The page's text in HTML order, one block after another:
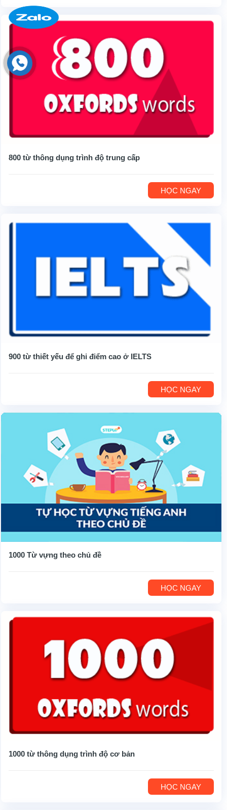
800 từ thông dụng trình độ trung cấp
HỌC NGAY
900 từ thiết yếu để ghi điểm cao ở IELTS
HỌC NGAY
1000 Từ vựng theo chủ đề
HỌC NGAY
1000 từ thông dụng trình độ cơ bản
HỌC NGAY